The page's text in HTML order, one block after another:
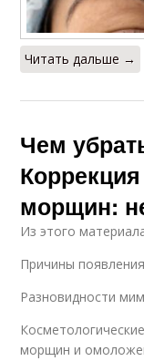
Читать дальше →
Чем
морщин:
Из этого
Причины
Разновидности
морщин и